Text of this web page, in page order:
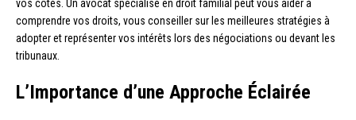
vos côtés. Un avocat spécialisé en droit familial peut vous aider à
comprendre vos droits, vous conseiller sur les meilleures stratégies à
adopter et représenter vos intérêts lors des négociations ou devant les
tribunaux.
L’Importance d’une Approche Éclairée